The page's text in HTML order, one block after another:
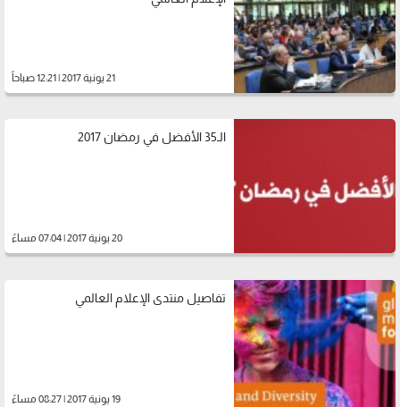
21 يونية 2017 | 12:21 صباحاً
الـ35 الأفضل في رمضان 2017
20 يونية 2017 | 07:04 مساءً
تفاصيل منتدى الإعلام العالمي
19 يونية 2017 | 08:27 مساءً